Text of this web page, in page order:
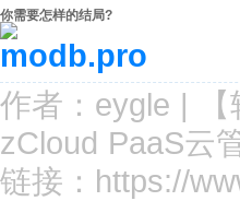
你需要怎样的结局?
作者： eygle |
zCloud PaaS云
链接： https://